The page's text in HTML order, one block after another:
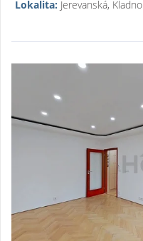
Lokalita: Jerevanská, Kladno